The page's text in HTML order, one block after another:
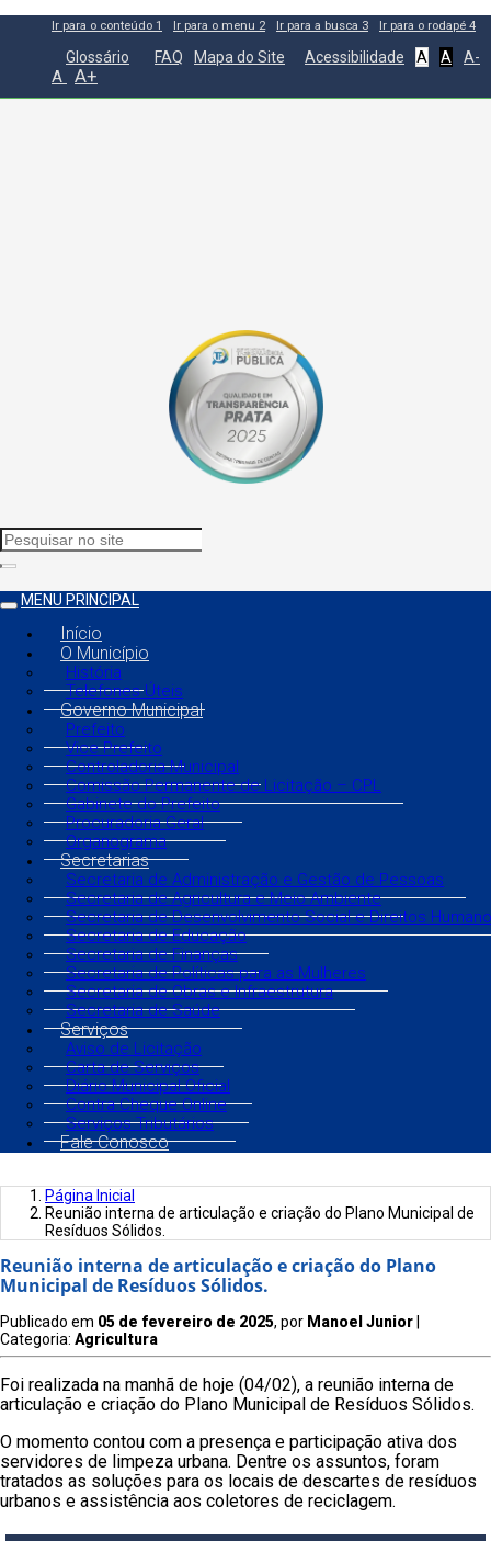
Ir para o conteúdo 1 Ir para o menu 2 Ir para a busca 3 Ir para o rodapé 4
Glossário FAQ Mapa do Site Acessibilidade A A A-
A A+
MENU PRINCIPAL
Início
O Município
História
Telefones Úteis
Governo Municipal
Prefeito
Vice Prefeito
Controladoria Municipal
Comissão Permanente de Licitação – CPL
Gabinete do Prefeito
Procuradoria Geral
Organograma
Secretarias
Secretaria de Administração e Gestão de Pessoas
Secretaria de Agricultura e Meio Ambiente
Secretaria de Desenvolvimento Social e Direitos
Secretaria de Educação
Secretaria de Finanças
Secretaria de Políticas para as Mulheres
Secretaria de Obras e Infraestrutura
Secretaria de Saúde
Serviços
Aviso de Licitação
Carta de Serviços
Diário Municipal Oficial
Contra Cheque Online
Serviços Tributários
Fale Conosco
Página Inicial
Reunião interna de articulação e criação do Plano Municipal de
Resíduos Sólidos.
Reunião interna de articulação e criação do Plano
Municipal de Resíduos Sólidos.
Publicado em 05 de fevereiro de 2025, por Manoel Junior
Categoria: Agricultura
Foi realizada na manhã de hoje (04/02), a reunião interna de
articulação e criação do Plano Municipal de Resíduos Sólidos.
O momento contou com a presença e participação ativa dos
servidores de limpeza urbana. Dentre os assuntos, foram
tratados as soluções para os locais de descartes de resíduos
urbanos e assistência aos coletores de reciclagem.